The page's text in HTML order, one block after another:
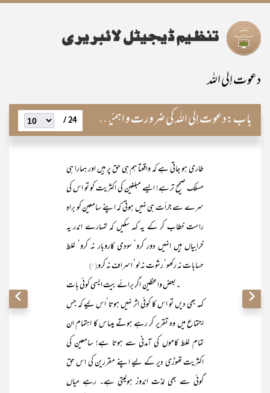
دعوت اِلی اللہ
باب:دعوت اِلی اللہ کی ضرورت و اہمیّت اور اس کے اصول و مبادی 24 /
طاری ہو جاتی ہے کہ واقعتا ہم ہی حق پر ہیں اور ہمارا ہی
مسلک صحیح تر ہے! ایسے مبلغین کی اکثریت کو تو اس کی
سرے سے جرأت ہی نہیں ہوتی کہ اپنے سامعین کو براہِ
راست خطاب کر کے یہ کہہ سکیں کہ تمہارے اندر یہ
خرابیاں ہیں انہیں دور کرو‘ سودی کاروبار نہ کرو‘ غلط
حسابات نہ رکھو‘ رشوت نہ لو‘ اسراف نہ کرو(۱)
۔بعض واعظین اگر برائے بیت ایسی کوئی بات
کہہ بھی دیں تو اس کا کوئی اثر نہیں ہوتا‘اس لیے کہ جس
اجتماع میں وہ تقریر کر رہے ہوتے ہیںاس کا اہتمام ان
تمام غلط کاموں کی آمدنی سے ہوتا ہے! سامعین کی
اکثریت تھوڑی دیر کے لیے اپنے مقررین کی اس حق
گوئی سے بھی لذت اندوز ہولیتی ہے۔ رہے میاں